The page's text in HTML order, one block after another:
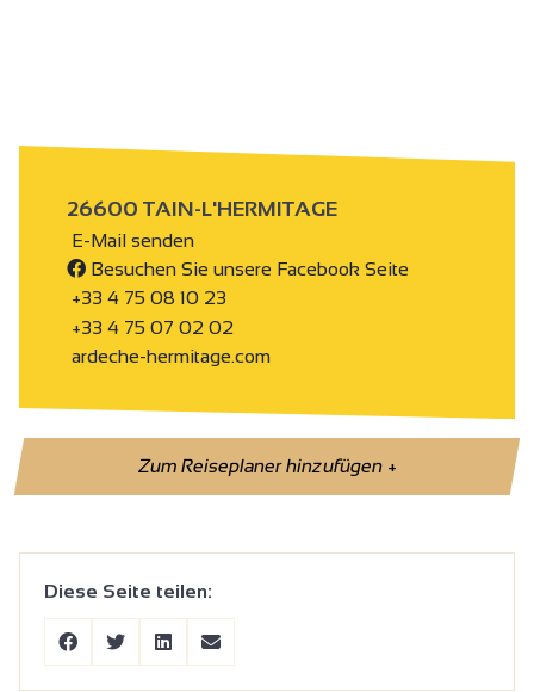
26600 TAIN-L'HERMITAGE
E-Mail senden
Besuchen Sie unsere Facebook Seite
+33 4 75 08 10 23
+33 4 75 07 02 02
ardeche-hermitage.com
Zum Reiseplaner hinzufügen+
Diese Seite teilen: